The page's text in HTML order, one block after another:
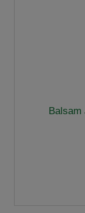
Balsam